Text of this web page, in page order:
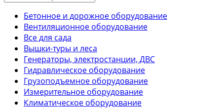
Бетонное и дорожное оборудование
Вентиляционное оборудование
Все для сада
Вышки-туры и леса
Генераторы, электростанции, ДВС
Гидравлическое оборудование
Грузоподъемное оборудование
Измерительное оборудование
Климатическое оборудование